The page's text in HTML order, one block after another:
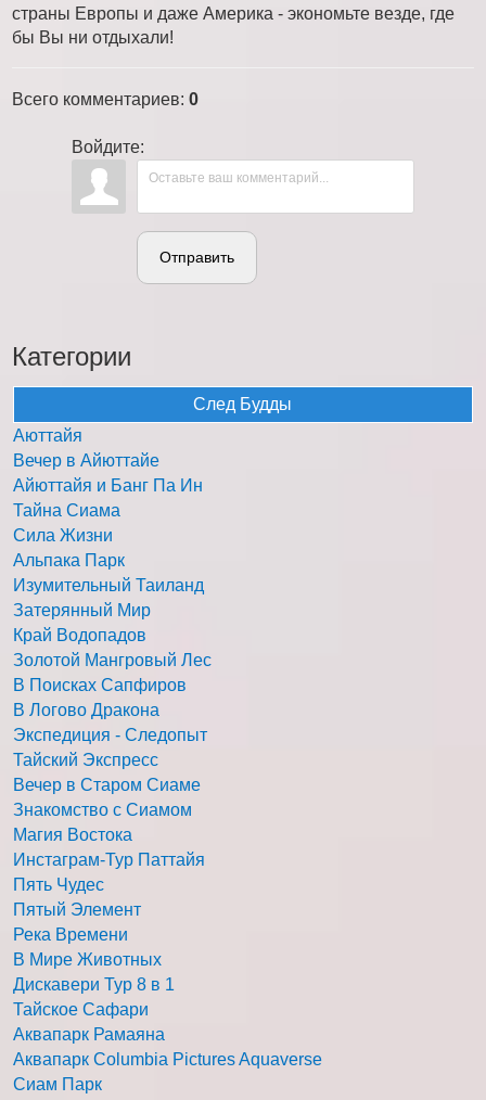
страны Европы и даже Америка - экономьте везде, где
бы Вы ни отдыхали!
Всего комментариев: 0
Войдите:
Отправить
Категории
След Будды
Аюттайя
Вечер в Айюттайе
Айюттайя и Банг Па Ин
Тайна Сиама
Сила Жизни
Альпака Парк
Изумительный Таиланд
Затерянный Мир
Край Водопадов
Золотой Мангровый Лес
В Поисках Сапфиров
В Логово Дракона
Экспедиция - Следопыт
Тайский Экспресс
Вечер в Старом Сиаме
Знакомство с Сиамом
Магия Востока
Инстаграм-Тур Паттайя
Пять Чудес
Пятый Элемент
Река Времени
В Мире Животных
Дискавери Тур 8 в 1
Тайское Сафари
Аквапарк Рамаяна
Аквапарк Columbia Pictures Aquaverse
Сиам Парк